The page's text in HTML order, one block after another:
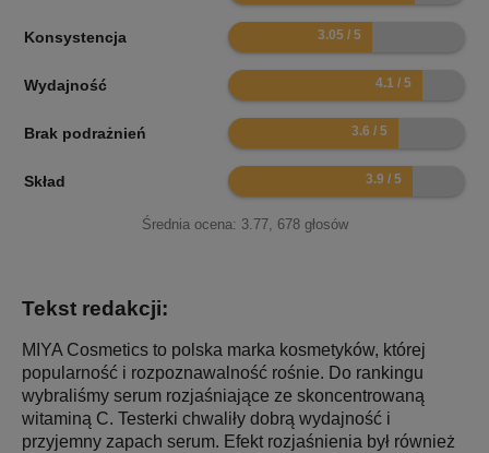
Konsystencja 6.1
Wydajność 8.2
Brak podrażnień 7.2
Skład 7.8
Średnia ocena: 3.77, 678głosów
Tekst redakcji:
MIYA Cosmetics to polska marka kosmetyków, której
popularność i rozpoznawalność rośnie. Do rankingu
wybraliśmy serum rozjaśniające ze skoncentrowaną
witaminą C. Testerki chwaliły dobrą wydajność i
przyjemny zapach serum. Efekt rozjaśnienia był również